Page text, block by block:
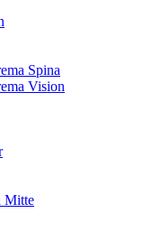
Spina
Vision
Mitte